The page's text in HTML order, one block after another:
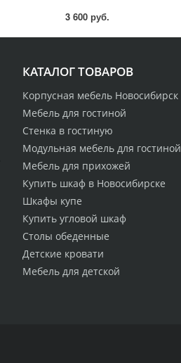
3 600 руб.
КАТАЛОГ ТОВАРОВ
Корпусная мебель Новосибирск
Мебель для гостиной
Стенка в гостиную
Модульная мебель для гостиной
Мебель для прихожей
Купить шкаф в Новосибирске
Шкафы купе
Купить угловой шкаф
Столы обеденные
Детские кровати
Мебель для детской